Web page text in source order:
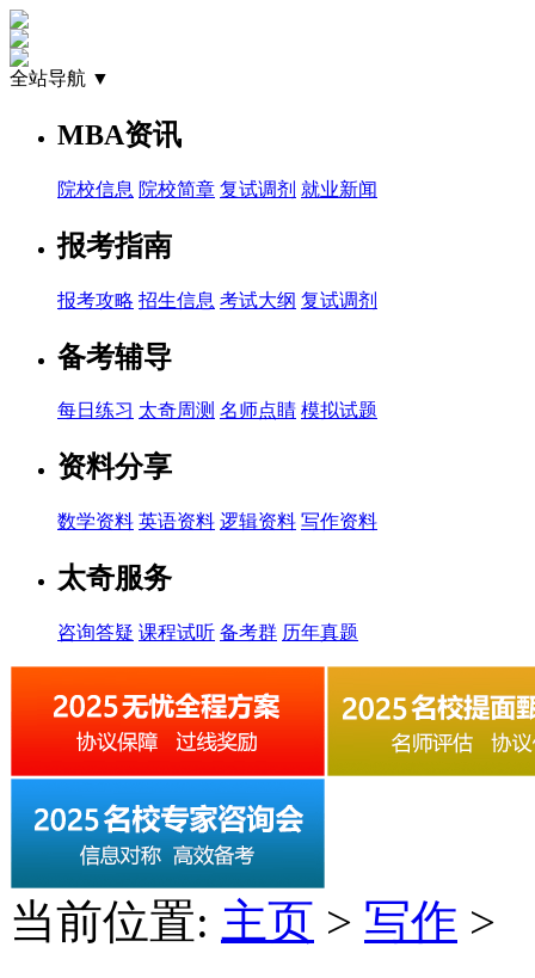
全站导航 ▼
MBA资讯
院校信息 院校简章 复试调剂 就业新闻
报考指南
报考攻略 招生信息 考试大纲 复试调剂
备考辅导
每日练习 太奇周测 名师点睛 模拟试题
资料分享
数学资料 英语资料 逻辑资料 写作资料
太奇服务
咨询答疑 课程试听 备考群 历年真题
当前位置: 主页 > 写作 >